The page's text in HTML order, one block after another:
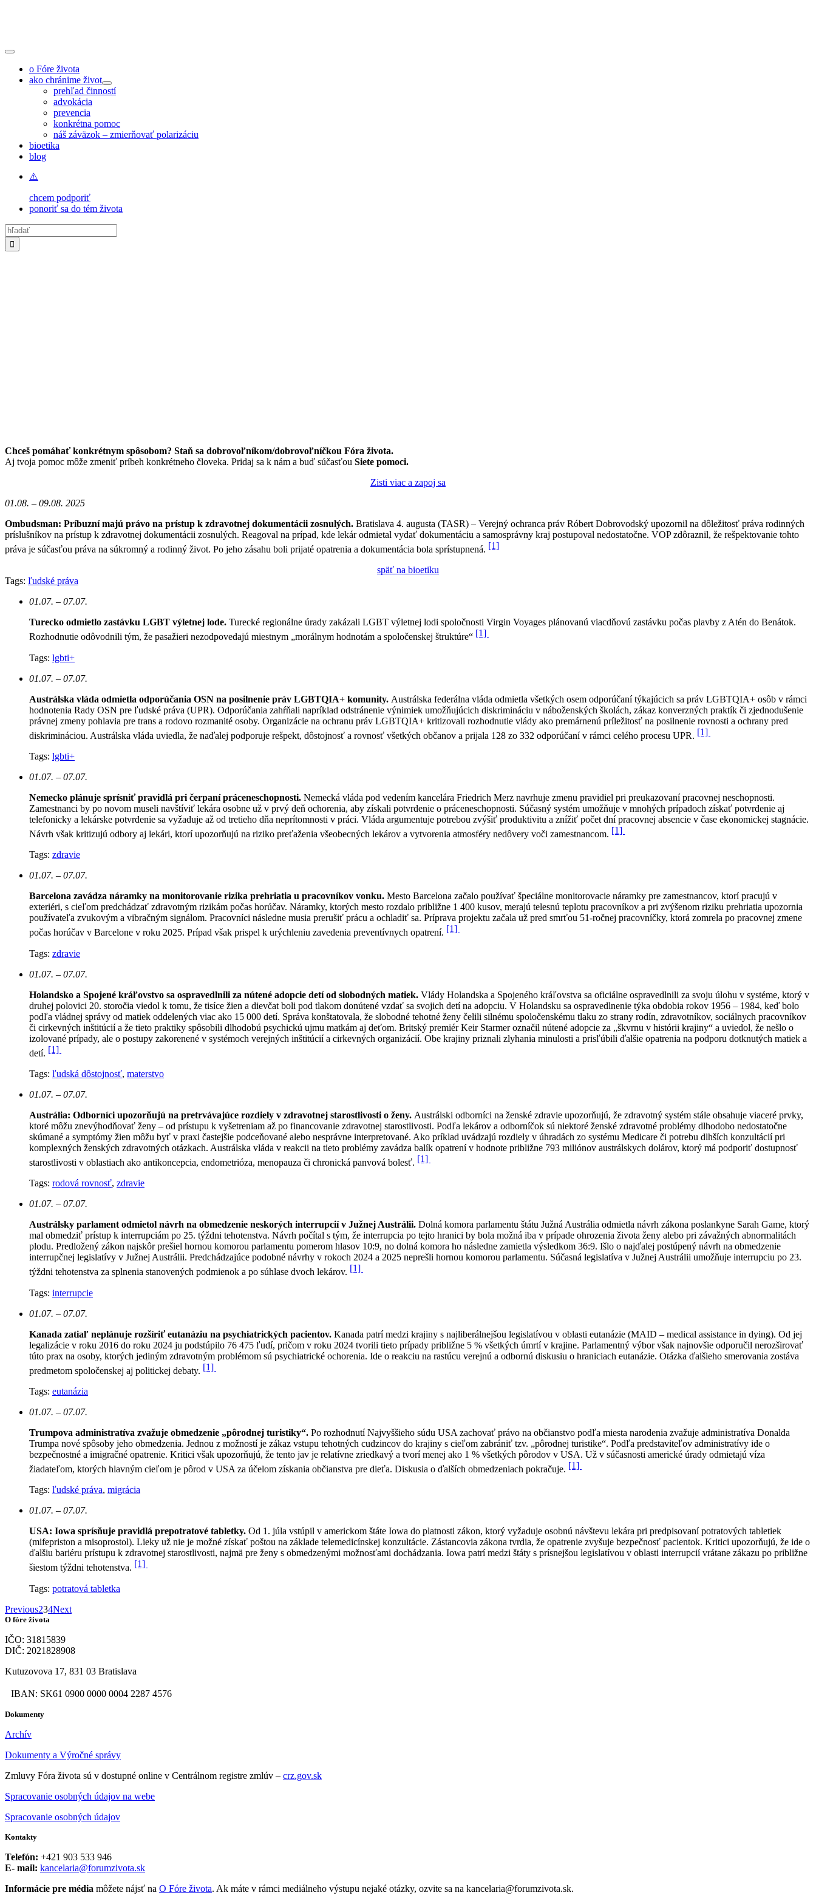
Toggle
Navigationo Fóre života
ako chránime život
prehľad činností
advokácia
prevencia
konkrétna pomoc
náš záväzok – zmierňovať polarizáciu
bioetika
blog
chcem podporiť
ponoriť sa do tém života
Hľadať:
Chceš pomáhať konkrétnym spôsobom? Staň sa dobrovoľníkom/dobrovoľníčkou Fóra života.
Aj tvoja pomoc môže zmeniť príbeh konkrétneho človeka. Pridaj sa k nám a buď súčasťou Siete pomoci.
Zisti viac a zapoj sa
01.08. – 09.08. 2025
Ombudsman: Príbuzní majú právo na prístup k zdravotnej dokumentácii zosnulých. Bratislava 4. augusta (TASR) – Verejný ochranca práv Róbert Dobrovodský upozornil na dôležitosť práva rodinných
príslušníkov na prístup k zdravotnej dokumentácii zosnulých. Reagoval na prípad, kde lekár odmietal vydať dokumentáciu a samosprávny kraj postupoval nedostatočne. VOP zdôraznil, že rešpektovanie tohto
práva je súčasťou práva na súkromný a rodinný život. Po jeho zásahu boli prijaté opatrenia a dokumentácia bola sprístupnená. [1]
späť na bioetiku
Tags: ľudské práva
01.07. – 07.07.
Turecko odmietlo zastávku LGBT výletnej lode. Turecké regionálne úrady zakázali LGBT výletnej lodi spoločnosti Virgin Voyages plánovanú viacdňovú zastávku počas plavby z Atén do Benátok.
Rozhodnutie odôvodnili tým, že pasažieri nezodpovedajú miestnym „morálnym hodnotám a spoločenskej štruktúre“ [1]
Tags: lgbti+
01.07. – 07.07.
Austrálska vláda odmietla odporúčania OSN na posilnenie práv LGBTQIA+ komunity. Austrálska federálna vláda odmietla všetkých osem odporúčaní týkajúcich sa práv LGBTQIA+ osôb v rámci
hodnotenia Rady OSN pre ľudské práva (UPR). Odporúčania zahŕňali napríklad odstránenie výnimiek umožňujúcich diskrimináciu v náboženských školách, zákaz konverzných praktík či zjednodušenie
právnej zmeny pohlavia pre trans a rodovo rozmanité osoby. Organizácie na ochranu práv LGBTQIA+ kritizovali rozhodnutie vlády ako premárnenú príležitosť na posilnenie rovnosti a ochrany pred
diskrimináciou. Austrálska vláda uviedla, že naďalej podporuje rešpekt, dôstojnosť a rovnosť všetkých občanov a prijala 128 zo 332 odporúčaní v rámci celého procesu UPR. [1]
Tags: lgbti+
01.07. – 07.07.
Nemecko plánuje sprísniť pravidlá pri čerpaní práceneschopnosti. Nemecká vláda pod vedením kancelára Friedrich Merz navrhuje zmenu pravidiel pri preukazovaní pracovnej neschopnosti.
Zamestnanci by po novom museli navštíviť lekára osobne už v prvý deň ochorenia, aby získali potvrdenie o práceneschopnosti. Súčasný systém umožňuje v mnohých prípadoch získať potvrdenie aj
telefonicky a lekárske potvrdenie sa vyžaduje až od tretieho dňa neprítomnosti v práci. Vláda argumentuje potrebou zvýšiť produktivitu a znížiť počet dní pracovnej absencie v čase ekonomickej stagnácie.
Návrh však kritizujú odbory aj lekári, ktorí upozorňujú na riziko preťaženia všeobecných lekárov a vytvorenia atmosféry nedôvery voči zamestnancom. [1]
Tags: zdravie
01.07. – 07.07.
Barcelona zavádza náramky na monitorovanie rizika prehriatia u pracovníkov vonku. Mesto Barcelona začalo používať špeciálne monitorovacie náramky pre zamestnancov, ktorí pracujú v
exteriéri, s cieľom predchádzať zdravotným rizikám počas horúčav. Náramky, ktorých mesto rozdalo približne 1 400 kusov, merajú telesnú teplotu pracovníkov a pri zvýšenom riziku prehriatia upozornia
používateľa zvukovým a vibračným signálom. Pracovníci následne musia prerušiť prácu a ochladiť sa. Príprava projektu začala už pred smrťou 51-ročnej pracovníčky, ktorá zomrela po pracovnej zmene
počas horúčav v Barcelone v roku 2025. Prípad však prispel k urýchleniu zavedenia preventívnych opatrení. [1]
Tags: zdravie
01.07. – 07.07.
Holandsko a Spojené kráľovstvo sa ospravedlnili za nútené adopcie detí od slobodných matiek. Vlády Holandska a Spojeného kráľovstva sa oficiálne ospravedlnili za svoju úlohu v systéme, ktorý v
druhej polovici 20. storočia viedol k tomu, že tisíce žien a dievčat boli pod tlakom donútené vzdať sa svojich detí na adopciu. V Holandsku sa ospravedlnenie týka obdobia rokov 1956 – 1984, keď bolo
podľa vládnej správy od matiek oddelených viac ako 15 000 detí. Správa konštatovala, že slobodné tehotné ženy čelili silnému spoločenskému tlaku zo strany rodín, zdravotníkov, sociálnych pracovníkov
či cirkevných inštitúcií a že tieto praktiky spôsobili dlhodobú psychickú ujmu matkám aj deťom. Britský premiér Keir Starmer označil nútené adopcie za „škvrnu v histórii krajiny“ a uviedol, že nešlo o
izolované prípady, ale o postupy zakorenené v systémoch verejných inštitúcií a cirkevných organizácií. Obe krajiny priznali zlyhania minulosti a prisľúbili ďalšie opatrenia na podporu dotknutých matiek a
detí. [1]
Tags: ľudská dôstojnosť, materstvo
01.07. – 07.07.
Austrália: Odborníci upozorňujú na pretrvávajúce rozdiely v zdravotnej starostlivosti o ženy. Austrálski odborníci na ženské zdravie upozorňujú, že zdravotný systém stále obsahuje viaceré prvky,
ktoré môžu znevýhodňovať ženy – od prístupu k vyšetreniam až po financovanie zdravotnej starostlivosti. Podľa lekárov a odborníčok sú niektoré ženské zdravotné problémy dlhodobo nedostatočne
skúmané a symptómy žien môžu byť v praxi častejšie podceňované alebo nesprávne interpretované. Ako príklad uvádzajú rozdiely v úhradách zo systému Medicare či potrebu dlhších konzultácií pri
komplexných ženských zdravotných otázkach. Austrálska vláda v reakcii na tieto problémy zavádza balík opatrení v hodnote približne 793 miliónov austrálskych dolárov, ktorý má podporiť dostupnosť
starostlivosti v oblastiach ako antikoncepcia, endometrióza, menopauza či chronická panvová bolesť. [1]
Tags: rodová rovnosť, zdravie
01.07. – 07.07.
Austrálsky parlament odmietol návrh na obmedzenie neskorých interrupcií v Južnej Austrálii. Dolná komora parlamentu štátu Južná Austrália odmietla návrh zákona poslankyne Sarah Game, ktorý
mal obmedziť prístup k interrupciám po 25. týždni tehotenstva. Návrh počítal s tým, že interrupcia po tejto hranici by bola možná iba v prípade ohrozenia života ženy alebo pri závažných abnormalitách
plodu. Predložený zákon najskôr prešiel hornou komorou parlamentu pomerom hlasov 10:9, no dolná komora ho následne zamietla výsledkom 36:9. Išlo o najďalej postúpený návrh na obmedzenie
interrupčnej legislatívy v Južnej Austrálii. Predchádzajúce podobné návrhy v rokoch 2024 a 2025 neprešli hornou komorou parlamentu. Súčasná legislatíva v Južnej Austrálii umožňuje interrupciu po 23.
týždni tehotenstva za splnenia stanovených podmienok a po súhlase dvoch lekárov. [1]
Tags: interrupcie
01.07. – 07.07.
Kanada zatiaľ neplánuje rozšíriť eutanáziu na psychiatrických pacientov. Kanada patrí medzi krajiny s najliberálnejšou legislatívou v oblasti eutanázie (MAID – medical assistance in dying). Od jej
legalizácie v roku 2016 do roku 2024 ju podstúpilo 76 475 ľudí, pričom v roku 2024 tvorili tieto prípady približne 5 % všetkých úmrtí v krajine. Parlamentný výbor však najnovšie odporučil nerozširovať
túto prax na osoby, ktorých jediným zdravotným problémom sú psychiatrické ochorenia. Ide o reakciu na rastúcu verejnú a odbornú diskusiu o hraniciach eutanázie. Otázka ďalšieho smerovania zostáva
predmetom spoločenskej aj politickej debaty. [1]
Tags: eutanázia
01.07. – 07.07.
Trumpova administratíva zvažuje obmedzenie „pôrodnej turistiky“. Po rozhodnutí Najvyššieho súdu USA zachovať právo na občianstvo podľa miesta narodenia zvažuje administratíva Donalda
Trumpa nové spôsoby jeho obmedzenia. Jednou z možností je zákaz vstupu tehotných cudzincov do krajiny s cieľom zabrániť tzv. „pôrodnej turistike“. Podľa predstaviteľov administratívy ide o
bezpečnostné a imigračné opatrenie. Kritici však upozorňujú, že tento jav je relatívne zriedkavý a tvorí menej ako 1 % všetkých pôrodov v USA. Už v súčasnosti americké úrady odmietajú víza
žiadateľom, ktorých hlavným cieľom je pôrod v USA za účelom získania občianstva pre dieťa. Diskusia o ďalších obmedzeniach pokračuje. [1]
Tags: ľudské práva, migrácia
01.07. – 07.07.
USA: Iowa sprísňuje pravidlá prepotratové tabletky. Od 1. júla vstúpil v americkom štáte Iowa do platnosti zákon, ktorý vyžaduje osobnú návštevu lekára pri predpisovaní potratových tabletiek
(mifepriston a misoprostol). Lieky už nie je možné získať poštou na základe telemedicínskej konzultácie. Zástancovia zákona tvrdia, že opatrenie zvyšuje bezpečnosť pacientok. Kritici upozorňujú, že ide o
ďalšiu bariéru prístupu k zdravotnej starostlivosti, najmä pre ženy s obmedzenými možnosťami dochádzania. Iowa patrí medzi štáty s prísnejšou legislatívou v oblasti interrupcií vrátane zákazu po približne
šiestom týždni tehotenstva. [1]
Tags: potratová tabletka
Previous234Next
O fóre života
IČO: 31815839
DIČ: 2021828908
Kutuzovova 17, 831 03 Bratislava
IBAN: SK61 0900 0000 0004 2287 4576
Dokumenty
Archív
Dokumenty a Výročné správy
Zmluvy Fóra života sú v dostupné online v Centrálnom registre zmlúv – crz.gov.sk
Spracovanie osobných údajov na webe
Spracovanie osobných údajov
Kontakty
Telefón: +421 903 533 946
E- mail: kancelaria@forumzivota.sk
Informácie pre média môžete nájsť na O Fóre života. Ak máte v rámci mediálneho výstupu nejaké otázky, ozvite sa na kancelaria@forumzivota.sk.